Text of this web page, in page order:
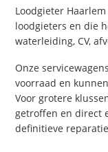
Loodgieter
loodgieters en die
waterleiding, CV,
Onze
voorraad en
Voor grotere
getroffen en direct
definitieve